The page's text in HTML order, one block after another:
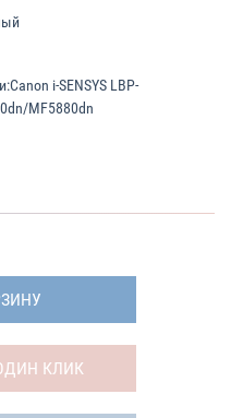
Canon i-SENSYS LBP-
MF5880dn
КЛИК